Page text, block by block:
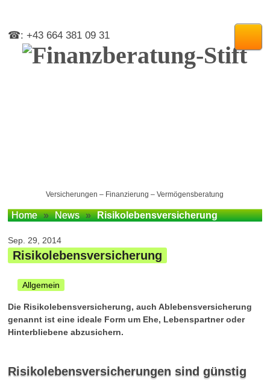
☎: +43 664 381 09 31
Versicherungen – Finanzierung – Vermögensberatung
Home » News » Risikolebensversicherung
Sep. 29, 2014
Risikolebensversicherung
Allgemein
Die Risikolebensversicherung, auch Ablebensversicherung
genannt ist eine ideale Form um Ehe, Lebenspartner oder
Hinterbliebene abzusichern.
Risikolebensversicherungen sind günstig